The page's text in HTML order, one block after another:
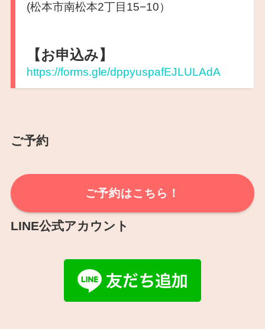
(松本市南松本2丁目15−10）
【お申込み】
https://forms.gle/dppyuspafEJLULAdA
ご予約
ご予約はこちら！
LINE公式アカウント